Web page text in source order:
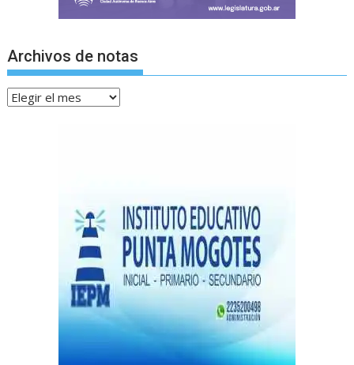
Archivos de notas
Archivos